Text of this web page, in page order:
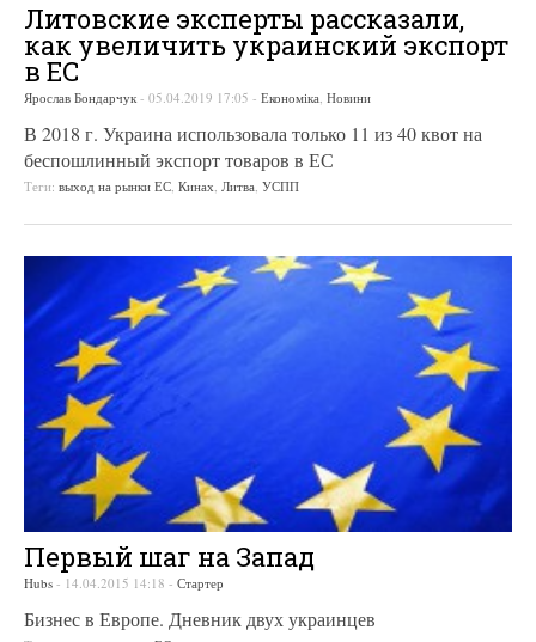
Литовские эксперты рассказали,
как увеличить украинский экспорт
в ЕС
Ярослав Бондарчук - 05.04.2019 17:05 - Економіка, Новини
В 2018 г. Украина использовала только 11 из 40 квот на
беспошлинный экспорт товаров в ЕС
Теги: выход на рынки ЕС, Кинах, Литва, УСПП
Первый шаг на Запад
Hubs - 14.04.2015 14:18 - Стартер
Бизнес в Европе. Дневник двух украинцев